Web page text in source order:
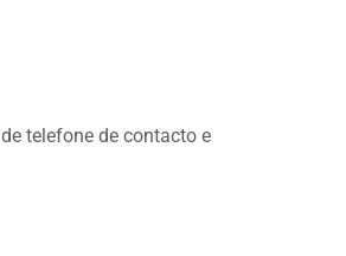
telefone de contacto e